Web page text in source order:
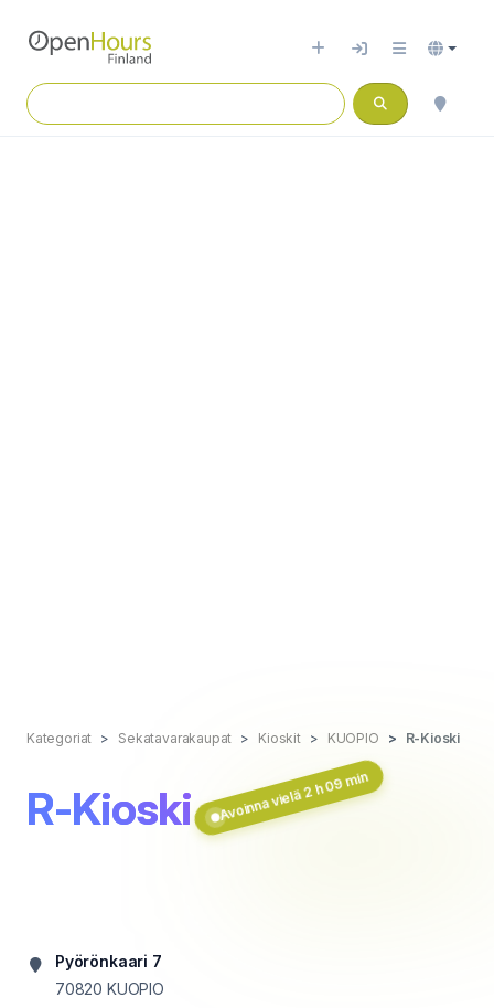
Kategoriat Sekatavarakaupat Kioskit KUOPIO R-Kioski
R-Kioski Avoinna vielä 2 h 09 min
Pyörönkaari 7
70820 KUOPIO